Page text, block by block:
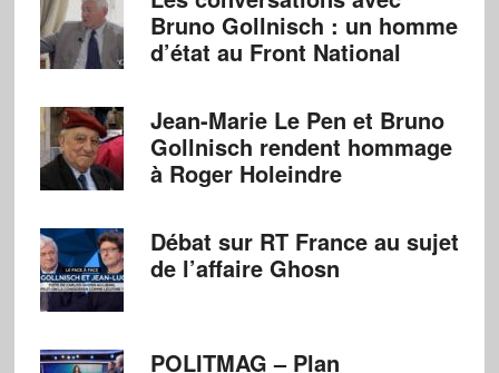
Bruno Gollnisch : un homme
d’état au Front National
Jean-Marie Le Pen et Bruno
Gollnisch rendent hommage
à Roger Holeindre
Débat sur RT France au sujet
de l’affaire Ghosn
POLITMAG – Plan